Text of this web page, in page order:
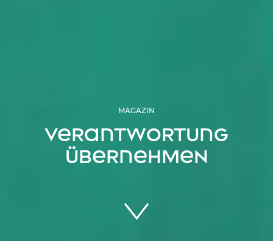
MAGAZIN
Verant­wortung
über­nehmen
Zum Inhalt springen